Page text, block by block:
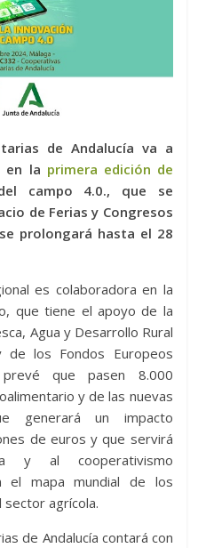
de Andalucía va a
en la primera edición de
campo 4.0., que se
de Ferias y Congresos
prolongará hasta el 28
es colaboradora en la
que tiene el apoyo de la
Agua y Desarrollo Rural
de los Fondos Europeos
que pasen 8.000
y de las nuevas
generará un impacto
de euros y que servirá
y al cooperativismo
el mapa mundial de los
agrícola.
de Andalucía contará con